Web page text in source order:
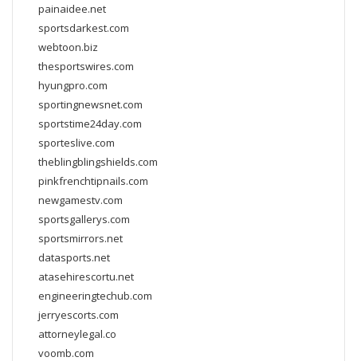
painaidee.net
sportsdarkest.com
webtoon.biz
thesportswires.com
hyungpro.com
sportingnewsnet.com
sportstime24day.com
sporteslive.com
theblingblingshields.com
pinkfrenchtipnails.com
newgamestv.com
sportsgallerys.com
sportsmirrors.net
datasports.net
atasehirescortu.net
engineeringtechub.com
jerryescorts.com
attorneylegal.co
voomb.com